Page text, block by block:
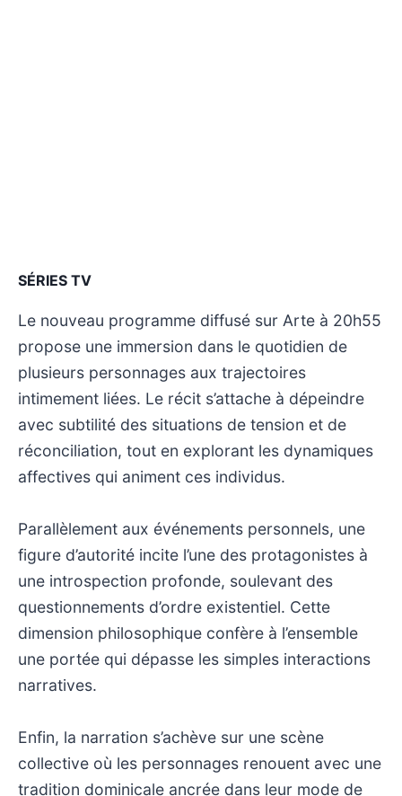
SÉRIES TV
Le nouveau programme diffusé sur Arte à 20h55
propose une immersion dans le quotidien de
plusieurs personnages aux trajectoires
intimement liées. Le récit s’attache à dépeindre
avec subtilité des situations de tension et de
réconciliation, tout en explorant les dynamiques
affectives qui animent ces individus.
Parallèlement aux événements personnels, une
figure d’autorité incite l’une des protagonistes à
une introspection profonde, soulevant des
questionnements d’ordre existentiel. Cette
dimension philosophique confère à l’ensemble
une portée qui dépasse les simples interactions
narratives.
Enfin, la narration s’achève sur une scène
collective où les personnages renouent avec une
tradition dominicale ancrée dans leur mode de